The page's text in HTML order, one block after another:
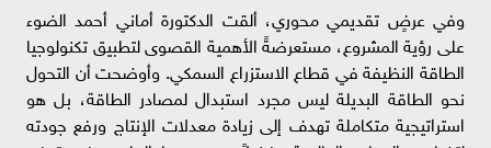
وفي عرضٍ تقديمي محوري، ألقت الدكتورة أماني أحمد الضوء
على رؤية المشروع، مستعرضةً الأهمية القصوى لتطبيق تكنولوجيا
الطاقة النظيفة في قطاع الاستزراع السمكي. وأوضحت أن التحول
نحو الطاقة البديلة ليس مجرد استبدال لمصادر الطاقة، بل هو
استراتيجية متكاملة تهدف إلى زيادة معدلات الإنتاج ورفع جودته